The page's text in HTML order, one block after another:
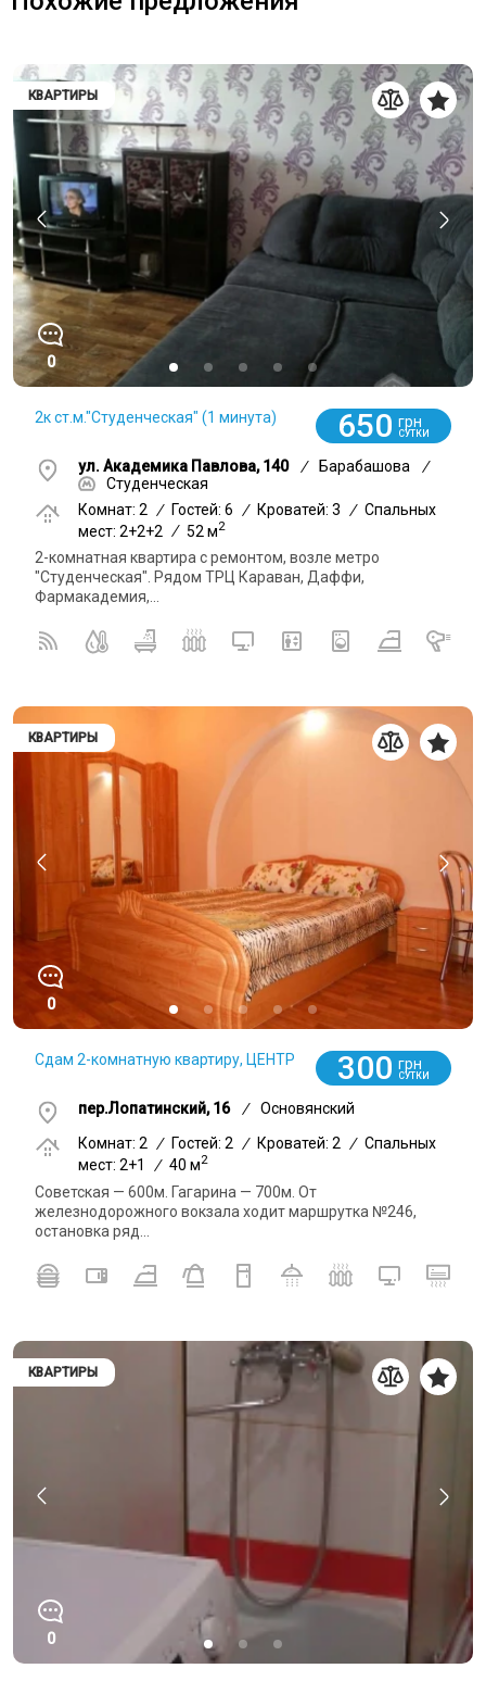
КВАРТИРЫ
0
2к ст.м."Студенческая" (1 минута) 650 грн
СУТКИ
ул. Академика Павлова, 140 / Барабашова
/
Студенческая
Комнат: 2
/ Гостей: 6 / Кроватей: 3 / Спальных
мест: 2+2+2 / 52 м2
2-комнатная квартира с ремонтом, возле метро
"Студенческая". Рядом ТРЦ Караван, Даффи,
Фармакадемия,...
КВАРТИРЫ
0
Сдам 2-комнатную квартиру, ЦЕНТР 300 грн
СУТКИ
пер.Лопатинский, 16 /
Основянский
Комнат: 2
/ Гостей: 2 / Кроватей: 2 / Спальных
мест: 2+1
/ 40 м2
Советская — 600м. Гагарина — 700м. От
железнодорожного вокзала ходит маршрутка №246,
остановка ряд...
КВАРТИРЫ
0